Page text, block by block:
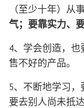
（至少十年）从
气；要靠实力、
4、学会创造，
售不好的产品。
5、不断地学习，
要去别人尚未抵